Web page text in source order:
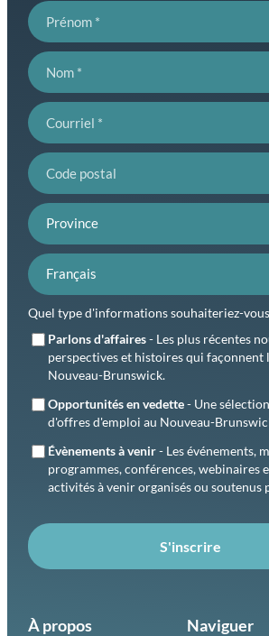
Prénom
Nom
Courriel
Code postal
Province
Préférence de langue
Quel type d'informations souhaiteriez-
Parlons d'affaires- Les plus récentes
perspectives et histoires qui façonnent
Nouveau-Brunswick.
Opportunités en vedette- Une
d'offres d'emploi au Nouveau-
Évènements à venir- Les événements,
programmes, conférences, webinaires
activités à venir organisés ou soutenus
S'inscrire
Naviguer
À propos